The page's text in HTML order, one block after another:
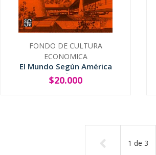
FONDO DE CULTURA
ECONOMICA
El Mundo Según América
Latina
+
$20.000
1 de 3